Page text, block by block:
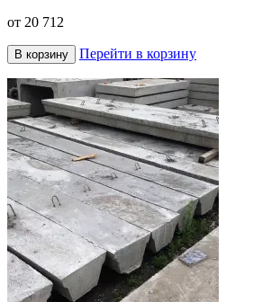
от 20 712
В корзину Перейти в корзину